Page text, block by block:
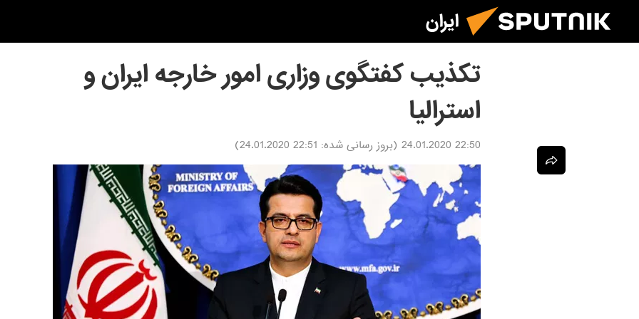
ایران
تکذیب کفتگوی وزاری امور خارجه ایران و
استرالیا
22:50 24.01.2020 (بروز رسانی شده: 22:51 24.01.2020
)